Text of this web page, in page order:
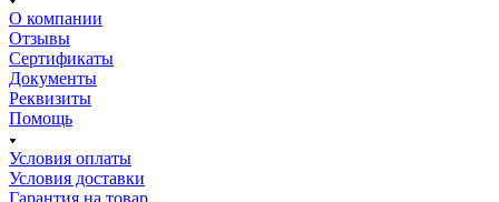
О компании
Отзывы
Сертификаты
Документы
Реквизиты
Помощь
Условия оплаты
Условия доставки